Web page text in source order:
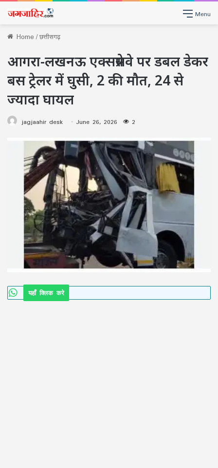
Menu
Home/छत्तीसगढ़
आगरा-लखनऊ एक्सप्रेसवे पर डबल डेकर
बस ट्रेलर में घुसी, 2 की मौत, 24 से
ज्यादा घायल
jagjaahir desk June 26, 2026 2
यहाँ क्लिक करे